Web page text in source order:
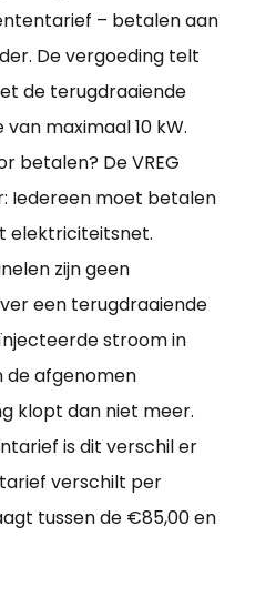
– betalen aan
De vergoeding telt
de terugdraaiende
maximaal 10 kW.
betalen? De VREG
Iedereen moet betalen
elektriciteitsnet.
zijn geen
een terugdraaiende
stroom in
de afgenomen
klopt dan niet meer.
is dit verschil er
verschilt per
tussen de €85,00 en